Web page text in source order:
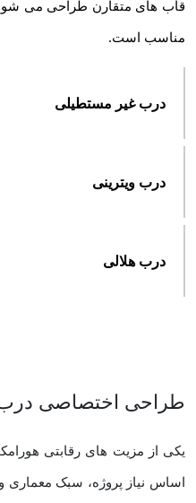
قاب‌ های متقارن طراحی می‌
مناسب است.
درب غیر مستطیلی
درب ویترینی
درب هلالی
طراحی اختصاصی درب
یکی از مزیت ‌های رقابتی
اساس نیاز پروژه، سبک معماری